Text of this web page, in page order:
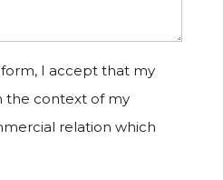
I accept that my
the context of my
relation which